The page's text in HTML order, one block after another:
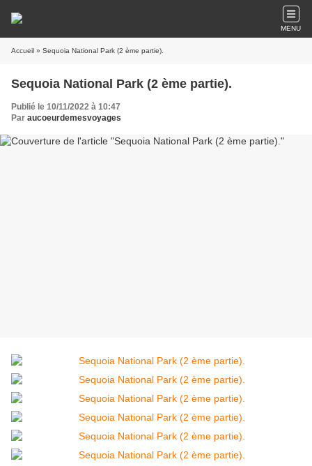
MENU
Accueil » Sequoia National Park (2 ème partie).
Sequoia National Park (2 ème partie).
Publié le 10/11/2022 à 10:47
Par aucoeurdemesvoyages